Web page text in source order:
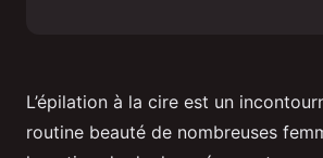
L’épilation à la cire est un
routine beauté de nombreuses